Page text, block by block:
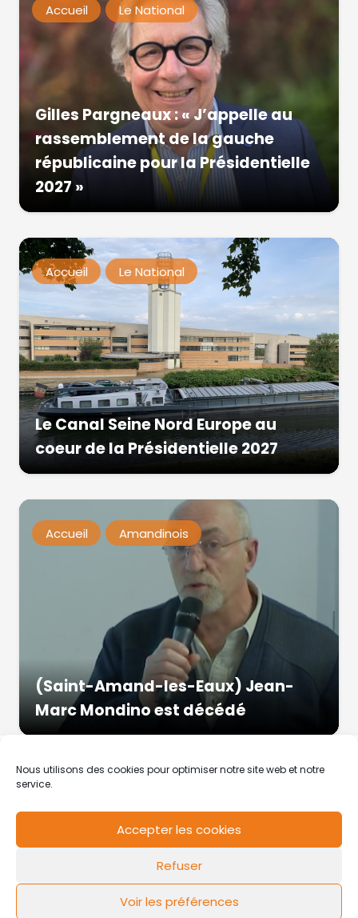
Nous utilisons des cookies pour optimiser notre site web et notre
service.
Accepter les cookies
Refuser
Voir les préférences
Accueil Le National
Gilles Pargneaux : « J’appelle au
rassemblement de la gauche
républicaine pour la Présidentielle
2027 »
Accueil Le National
Le Canal Seine Nord Europe au
coeur de la Présidentielle 2027
Accueil Amandinois
(Saint-Amand-les-Eaux) Jean-
Marc Mondino est décédé
Mentions légales Politique de cookies
FLOW44